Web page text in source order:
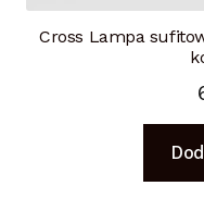
Cross Lampa